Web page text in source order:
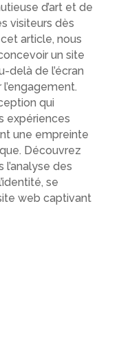
d’art et de
visiteurs dès
article, nous
un site
delà de l’écran
qui
expériences
une empreinte
Découvrez
des
se
web captivant